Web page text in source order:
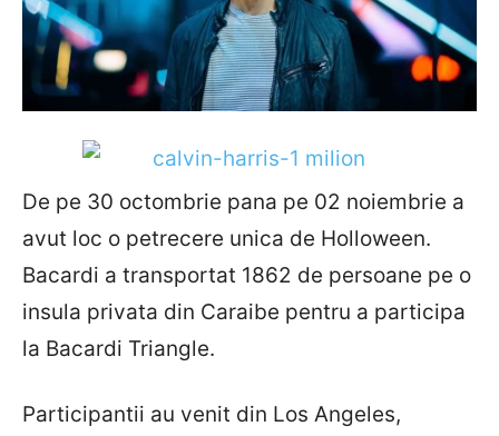
De pe 30 octombrie pana pe 02 noiembrie a
avut loc o petrecere unica de Holloween.
Bacardi a transportat 1862 de persoane pe o
insula privata din Caraibe pentru a participa
la Bacardi Triangle.
Participantii au venit din Los Angeles,